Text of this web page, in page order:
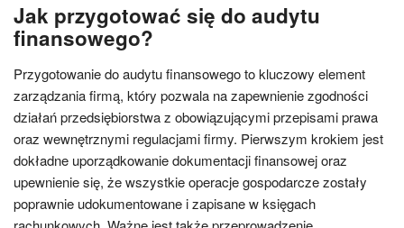
Jak przygotować się do audytu
finansowego?
Przygotowanie do audytu finansowego to kluczowy element
zarządzania firmą, który pozwala na zapewnienie zgodności
działań przedsiębiorstwa z obowiązującymi przepisami prawa
oraz wewnętrznymi regulacjami firmy. Pierwszym krokiem jest
dokładne uporządkowanie dokumentacji finansowej oraz
upewnienie się, że wszystkie operacje gospodarcze zostały
poprawnie udokumentowane i zapisane w księgach